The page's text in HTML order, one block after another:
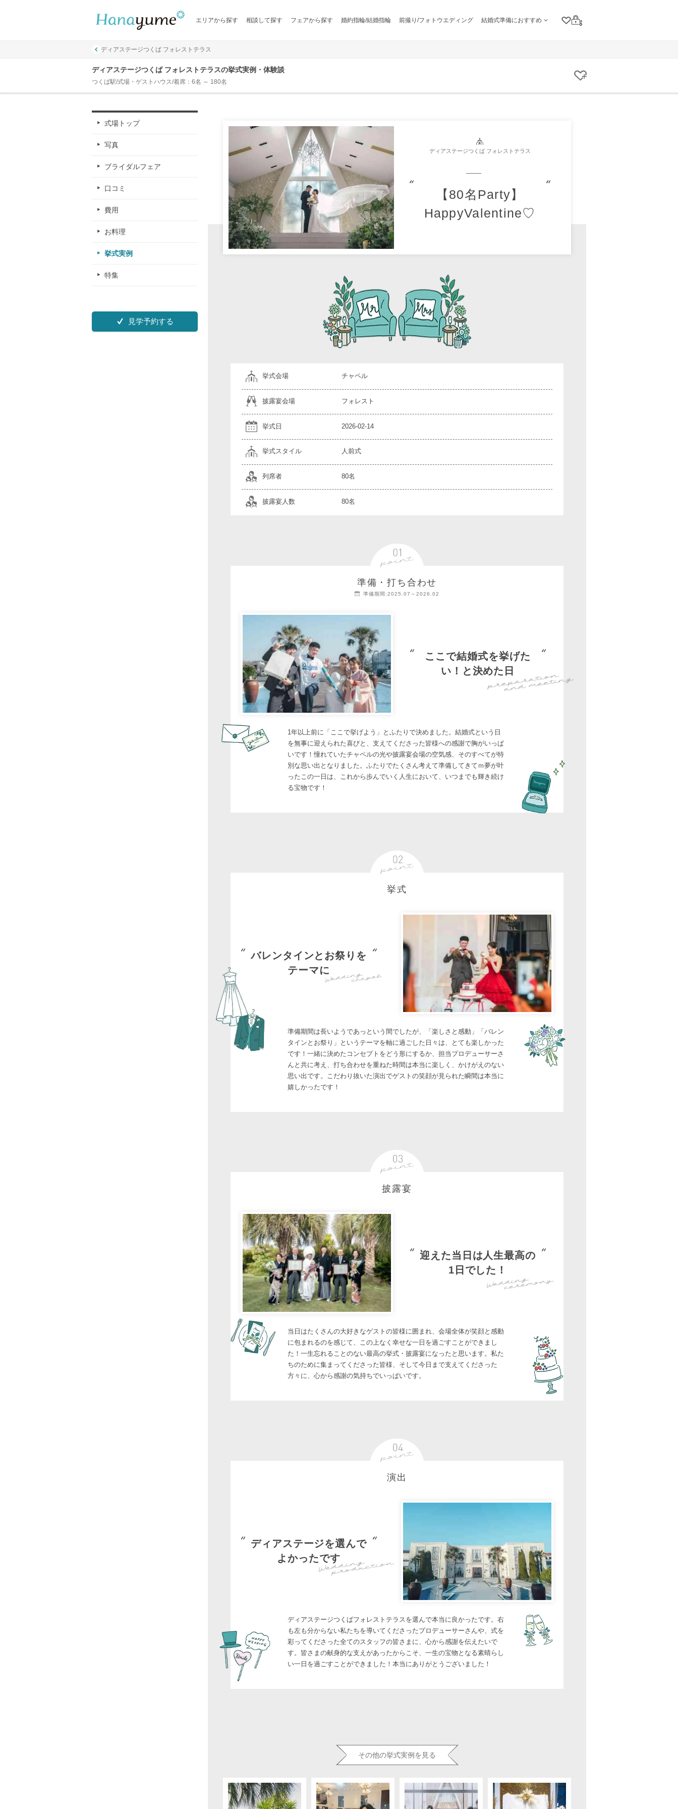
エリアから探す 相談して探す フェアから探す 婚約指輪/結婚指輪 前撮り/フォトウエディング 結婚式準備におすすめ
クリップリスト
ログイン
ディアステージつくば フォレストテラス
ディアステージつくば フォレストテラスの挙式実例・体験談
つくば駅/式場・ゲストハウス/着席：6名 ～ 180名 クリップする
式場トップ
写真
ブライダルフェア
口コミ
費用
お料理
挙式実例
特集
見学予約する
ディアステージつくば フォレストテラス
【80名Party】
HappyValentine♡
挙式会場 チャペル
披露宴会場 フォレスト
挙式日 2026-02-14
挙式スタイル 人前式
列席者 80名
披露宴人数 80名
準備・打ち合わせ
準備期間:2025.07～2026.02
ここで結婚式を挙げた
い！と決めた日
1年以上前に「ここで挙げよう」とふたりで決めました。結婚式という日
を無事に迎えられた喜びと、支えてくださった皆様への感謝で胸がいっぱ
いです！憧れていたチャペルの光や披露宴会場の空気感、そのすべてが特
別な思い出となりました。ふたりでたくさん考えて準備してきてｍ夢が叶
ったこの一日は、これから歩んでいく人生において、いつまでも輝き続け
る宝物です！
挙式
バレンタインとお祭りを
テーマに
準備期間は長いようであっという間でしたが、「楽しさと感動」「バレン
タインとお祭り」というテーマを軸に過ごした日々は、とても楽しかった
です！一緒に決めたコンセプトをどう形にするか、担当プロデューサーさ
んと共に考え、打ち合わせを重ねた時間は本当に楽しく、かけがえのない
思い出です。こだわり抜いた演出でゲストの笑顔が見られた瞬間は本当に
嬉しかったです！
披露宴
迎えた当日は人生最高の
1日でした！
当日はたくさんの大好きなゲストの皆様に囲まれ、会場全体が笑顔と感動
に包まれるのを感じて、この上なく幸せな一日を過ごすことができまし
た！一生忘れることのない最高の挙式・披露宴になったと思います。私た
ちのために集まってくださった皆様、そして今日まで支えてくださった
方々に、心から感謝の気持ちでいっぱいです。
演出
ディアステージを選んで
よかったです
ディアステージつくばフォレストテラスを選んで本当に良かったです。右
も左も分からない私たちを導いてくださったプロデューサーさんや、式を
彩ってくださった全てのスタッフの皆さまに、心から感謝を伝えたいで
す。皆さまの献身的な支えがあったからこそ、一生の宝物となる素晴らし
い一日を過ごすことができました！本当にありがとうございました！
その他の挙式実例を見る